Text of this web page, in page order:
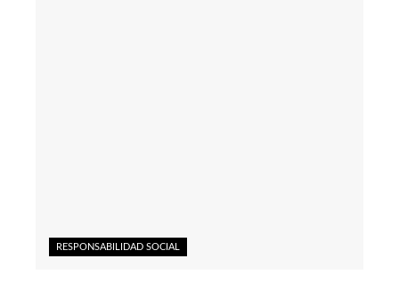
RESPONSABILIDAD SOCIAL